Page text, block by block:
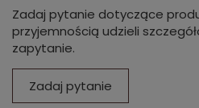
Zadaj pytanie dotyczące
przyjemnością udzieli
zapytanie.
Zadaj pytanie